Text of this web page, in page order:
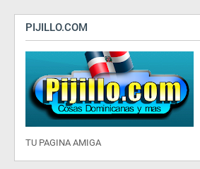
PIJILLO.COM
TU PAGINA AMIGA